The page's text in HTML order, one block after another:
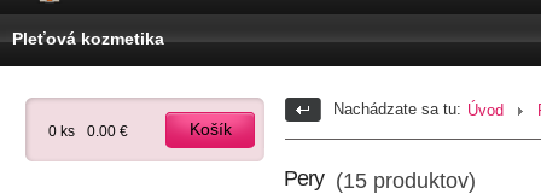
Pleťová kozmetika
0 ks 0.00 € Košík
Nachádzate sa tu: Úvod
Pery(15 produktov)